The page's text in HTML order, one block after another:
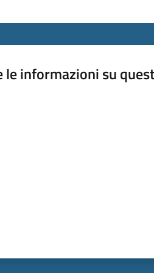
le informazioni su